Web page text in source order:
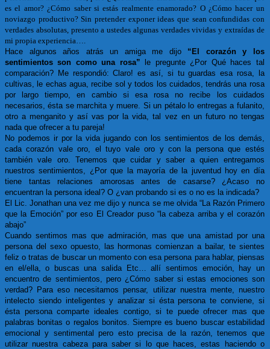
es el amor? ¿Cómo saber si estás realmente enamorado? O ¿Cómo hacer un
noviazgo productivo? Sin pretender exponer ideas que sean confundidas con
verdades absolutas, presento a ustedes algunas verdades vividas y extraídas de
mi propia experiencia….
Hace algunos años atrás un amiga me dijo “El corazón y los
sentimientos son como una rosa” le pregunte ¿Por Qué haces tal
comparación? Me respondió: Claro! es así, si tu guardas esa rosa, la
cultivas, le echas agua, recibe sol y todos los cuidados, tendrás una rosa
por largo tiempo, en cambio si esa rosa no recibe los cuidados
necesarios, ésta se marchita y muere. Si un pétalo lo entregas a fulanito,
otro a menganito y así vas por la vida, tal vez en un futuro no tengas
nada que ofrecer a tu pareja!
No podemos ir por la vida jugando con los sentimientos de los demás,
cada corazón vale oro, el tuyo vale oro y con la persona que estés
también vale oro. Tenemos que cuidar y saber a quien entregamos
nuestros sentimientos, ¿Por que la mayoría de la juventud hoy en día
tiene tantas relaciones amorosas antes de casarse? ¿Acaso no
encuentran la persona ideal? O ¿van probando si es o no es la indicada?
El Lic. Jonathan una vez me dijo y nunca se me olvida “La Razón Primero
que la Emoción” por eso El Creador puso “la cabeza arriba y el corazón
abajo”
Cuando sentimos mas que admiración, mas que una amistad por una
persona del sexo opuesto, las hormonas comienzan a bailar, te sientes
feliz o tratas de buscar un momento con esa persona para hablar, piensas
en el/ella, o buscas una salida Etc… allí sentimos emoción, hay un
encuentro de sentimientos, pero ¿Cómo saber si estas emociones son
verdad? Para eso necesitamos pensar, utilizar nuestra mente, nuestro
intelecto siendo inteligentes y analizar si ésta persona te conviene, si
ésta persona comparte ideales contigo, si te puede ofrecer mas que
palabras bonitas o regalos bonitos. Siempre es bueno buscar estabilidad
emocional y sentimental pero esto precisa de la razón, tenemos que
utilizar nuestra cabeza para saber si lo que haces, estas haciendo o